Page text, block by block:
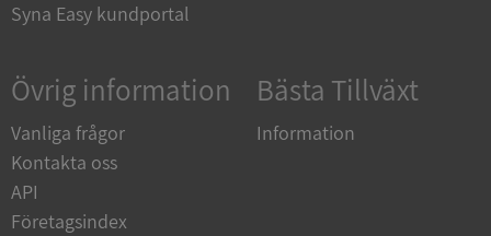
Syna Easy kundportal
Övrig information
Vanliga frågor
Kontakta oss
API
Företagsindex
Bästa Tillväxt
Information